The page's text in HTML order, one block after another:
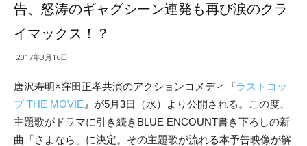
告、怒涛のギャグシーン連発も再び涙のクラ
イマックス！？
2017年3月16日
唐沢寿明×窪田正孝共演のアクションコメディ『ラストコッ
プ THE MOVIE 』が5月3日（水）より公開される。この度、
主題歌がドラマに引き続きBLUE ENCOUNT書き下ろしの新
曲「さよなら」に決定。その主題歌が流れる本予告映像が解